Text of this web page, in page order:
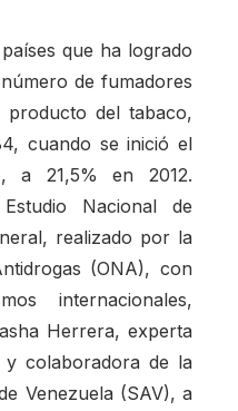
que ha logrado
de fumadores
producto del tabaco,
cuando se inició el
a 21,5% en 2012.
Nacional de
realizado por la
(ONA), con
internacionales,
Herrera, experta
y colaboradora de la
Venezuela (SAV), a